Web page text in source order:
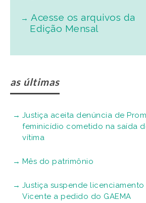
Acesse os arquivos da
Edição Mensal
as últimas
Justiça aceita denúncia de
feminicídio cometido na saída
vítima
Mês do patrimônio
Justiça suspende
Vicente a pedido do GAEMA